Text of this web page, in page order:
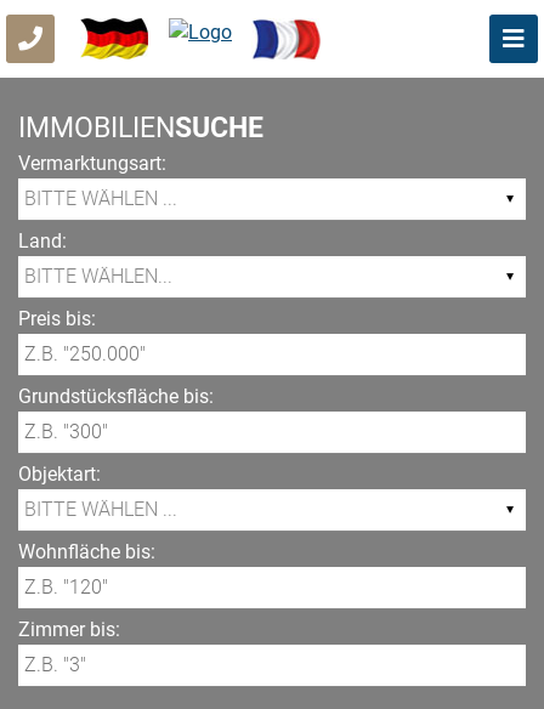
IMMOBILIENSUCHE
Vermarktungsart:
Land:
Preis bis:
Grundstücksfläche bis:
Objektart:
Wohnfläche bis:
Zimmer bis: